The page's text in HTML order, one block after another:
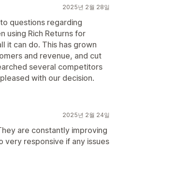
2025년 2월 28일
questions regarding
using Rich Returns for
it can do. This has grown
and revenue, and cut
several competitors
with our decision.
2025년 2월 24일
are constantly improving
very responsive if any issues